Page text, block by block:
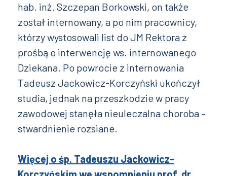
hab. inż. Szczepan Borkowski, on także
został internowany, a po nim pracownicy,
którzy wystosowali list do JM Rektora z
prośbą o interwencję ws. internowanego
Dziekana. Po powrocie z internowania
Tadeusz Jackowicz-Korczyński ukończył
studia, jednak na przeszkodzie w pracy
zawodowej stanęła nieuleczalna choroba –
stwardnienie rozsiane.
Więcej o śp. Tadeuszu Jackowicz-